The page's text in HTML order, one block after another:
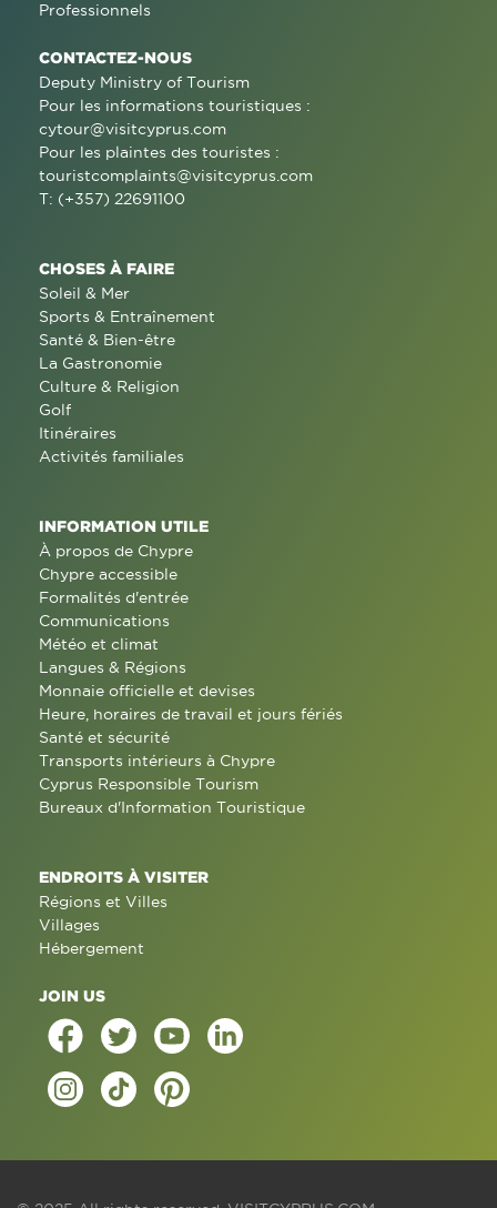
Professionnels
CONTACTEZ-NOUS
Deputy Ministry of Tourism
Pour les informations touristiques :
cytour@visitcyprus.com
Pour les plaintes des touristes :
touristcomplaints@visitcyprus.com
T: (+357) 22691100
CHOSES À FAIRE
Soleil & Mer
Sports & Entraînement
Santé & Bien-être
La Gastronomie
Culture & Religion
Golf
Itinéraires
Activités familiales
INFORMATION UTILE
À propos de Chypre
Chypre accessible
Formalités d'entrée
Communications
Météo et climat
Langues & Régions
Monnaie officielle et devises
Heure, horaires de travail et jours fériés
Santé et sécurité
Transports intérieurs à Chypre
Cyprus Responsible Tourism
Bureaux d'Information Touristique
ENDROITS À VISITER
Régions et Villes
Villages
Hébergement
JOIN US